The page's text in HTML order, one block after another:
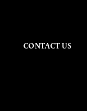
CONTACT US